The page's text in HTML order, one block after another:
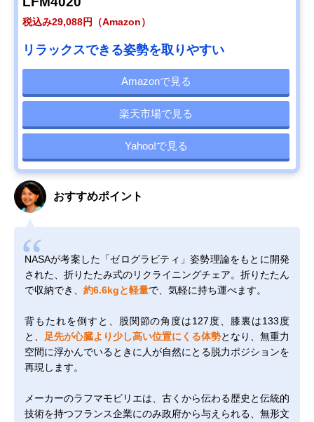
税込み29,088円（Amazon）
リラックスできる姿勢を取りやすい
Amazonで見る
楽天市場で見る
Yahoo!で見る
おすすめポイント
NASAが考案した「ゼログラビティ」姿勢理論をもとに開発
された、折りたたみ式のリクライニングチェア。折りたたん
で収納でき、 約6.6kgと軽量で、気軽に持ち運べます。
背もたれを倒すと、股関節の角度は127度、膝裏は133度
と、
足先が心臓より少し高い位置にくる体勢となり、無重力
空間に浮かんでいるときに人が自然にとる脱力ポジションを
再現します。
メーカーのラフマモビリエは、古くから伝わる歴史と伝統的
技術を持つフランス企業にのみ政府から与えられる、無形文